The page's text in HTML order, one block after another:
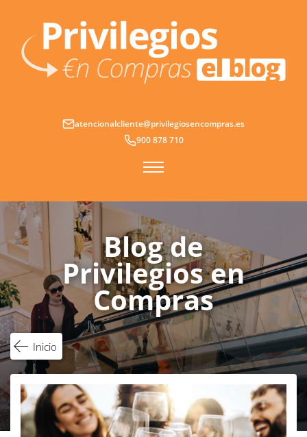
contenido
atencionalcliente@privilegiosencompras.es
900 878 710
Blog de
Privilegios en
Compras
Inicio